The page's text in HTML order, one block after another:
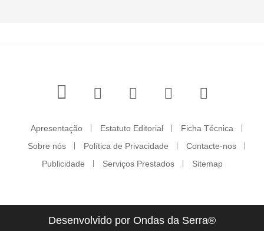
Apresentação Estatuto Editorial
Ficha Técnica
Sobre nós
Política de Privacidade
Contacte-nos
Publicidade
Serviços Prestados Sitemap
Desenvolvido por Ondas da Serra®